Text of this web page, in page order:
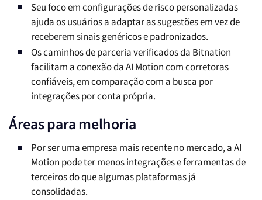
Seu foco em configurações de risco personalizadas
ajuda os usuários a adaptar as sugestões em vez de
receberem sinais genéricos e padronizados.
Os caminhos de parceria verificados da Bitnation
facilitam a conexão da AI Motion com corretoras
confiáveis, em comparação com a busca por
integrações por conta própria.
Áreas para melhoria
Por ser uma empresa mais recente no mercado, a AI
Motion pode ter menos integrações e ferramentas de
terceiros do que algumas plataformas já
consolidadas.